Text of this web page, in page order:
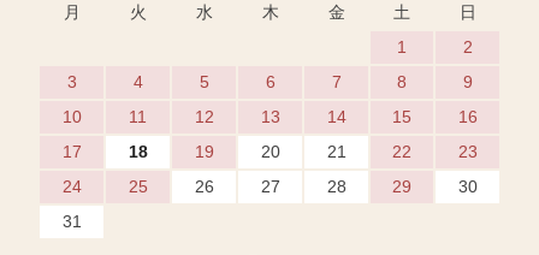
月
火 水 木 金 土
日
1
2
3
4 5 6 7 8
9
10
11 12 13 14 15
16
17
18 19 20 21 22
23
24
25 26 27 28 29
30
31